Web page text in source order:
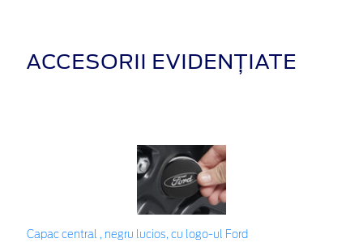
ACCESORII EVIDENȚIATE
Capac central , negru lucios, cu logo-ul Ford